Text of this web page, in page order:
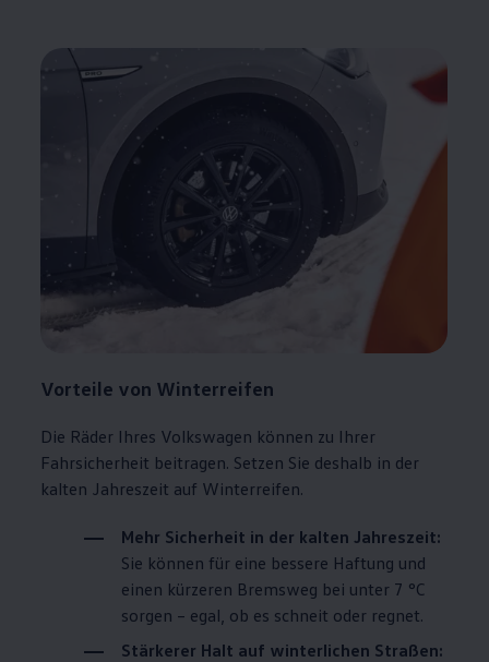
Vorteile von Winterreifen
Die Räder Ihres Volkswagen können zu Ihrer
Fahrsicherheit beitragen. Setzen Sie deshalb in der
kalten Jahreszeit auf Winterreifen.
Mehr Sicherheit in der kalten Jahreszeit:
Sie können für eine bessere Haftung und
einen kürzeren Bremsweg bei unter 7 °C
sorgen – egal, ob es schneit oder regnet.
Stärkerer Halt auf winterlichen Straßen: